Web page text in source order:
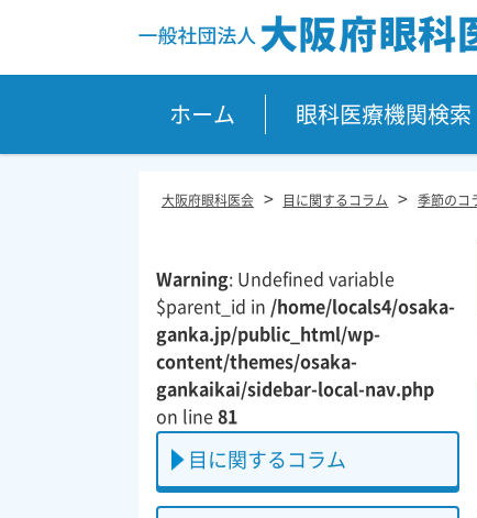
ホーム 眼科医療機関検索
大阪府眼科医会 > 目に関するコラム > 季節のコ
Warning: Undefined variable
$parent_id in /home/locals4/osaka-
ganka.jp/public_html/wp-
content/themes/osaka-
gankaikai/sidebar-local-nav.php
on line 81
目に関するコラム